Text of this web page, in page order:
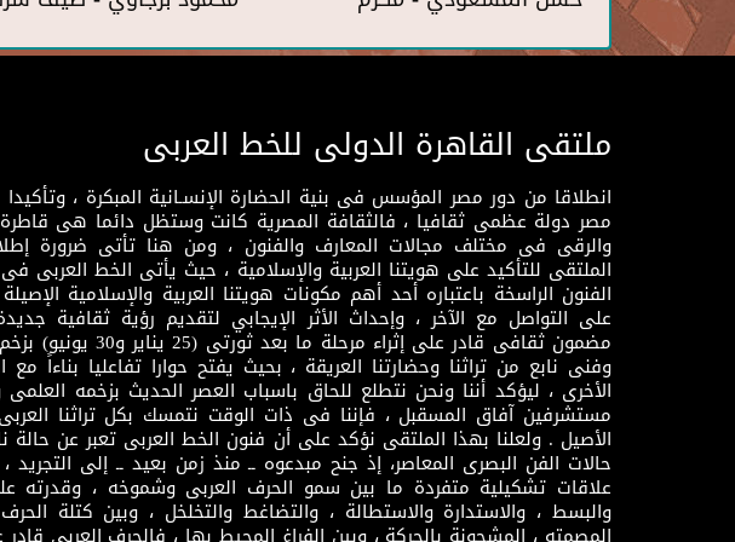
ملتقى القاهرة الدولى للخط العربى
انطلاقا من دور مصر المؤسس فى بنية الحضارة الإنسـانية المبكرة ،
مصر دولة عظمى ثقافيا ، فالثقافة المصرية كانت وستظل دائما هى
والرقى فى مختلف مجالات المعارف والفنون ، ومن هنا تأتى ضرورة
الملتقى للتأكيد على هويتنا العربية والإسلامية ، حيث يأتى الخط العربى
الفنون الراسخة باعتباره أحد أهم مكونات هويتنا العربية والإسلامية الإصيلة
على التواصل مع الآخر ، وإحداث الأثر الإيجابي لتقديم رؤية ثقافية
مضمون ثقافى قادر على إثراء مرحلة ما بعد
وفنى نابع من تراثنا وحضارتنا العريقة ، بحيث يفتح حوارا تفاعليا بناءاً مع
الأخرى ، ليؤكد أننا ونحن نتطلع للحاق باسباب العصر الحديث بزخمه العلمى
مستشرفين آفاق المسقبل ، فإننا فى ذات الوقت نتمسك بكل تراثنا
الأصيل . ولعلنا بهذا الملتقى نؤكد على أن فنون الخط العربى تعبر عن حالة
حالات الفن البصرى المعاصر، إذ جنح مبدعوه ــ منذ زمن بعيد ــ إلى التجريد ،
علاقات تشكيلية متفردة ما بين سمو الحرف العربى وشموخه ، وقدرته
والبسط ، والاستدارة والاستطالة ، والتضاغط والتخلخل ، وبين كتلة